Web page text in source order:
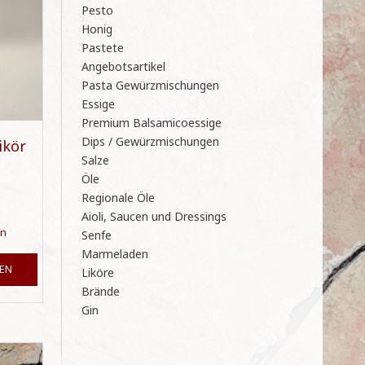
Dieses
weist
mehrere
auf.
Die
Pesto
Honig
Pastete
Angebotsartikel
Pasta Gewürzmischungen
Essige
Premium Balsamicoessige
Dips / Gewürzmischungen
Salze
Öle
Regionale Öle
Aioli, Saucen und Dressings
Senfe
Marmeladen
Liköre
Brände
Gin